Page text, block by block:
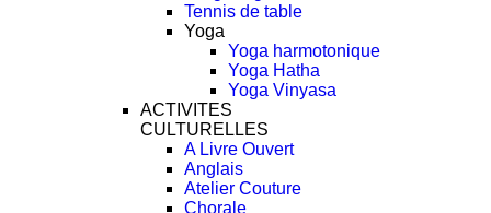
Tennis de table
Yoga
Yoga harmotonique
Yoga Hatha
Yoga Vinyasa
ACTIVITES
CULTURELLES
A Livre Ouvert
Anglais
Atelier Couture
Chorale